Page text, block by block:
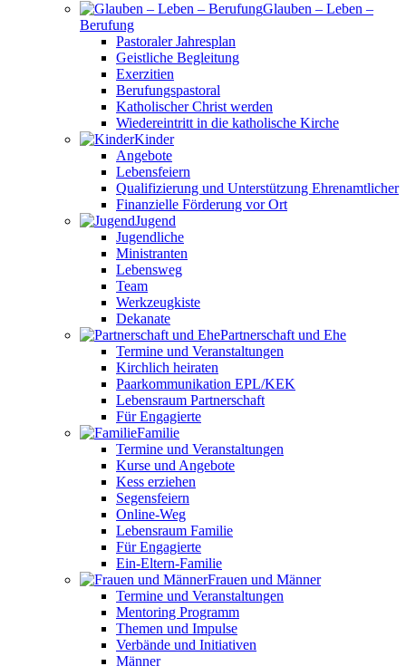
Glauben – Leben –
Berufung
Pastoraler Jahresplan
Geistliche Begleitung
Exerzitien
Berufungspastoral
Katholischer Christ werden
Wiedereintritt in die katholische Kirche
Kinder
Angebote
Lebensfeiern
Qualifizierung und Unterstützung Ehrenamtlicher
Finanzielle Förderung vor Ort
Jugend
Jugendliche
Ministranten
Lebensweg
Team
Werkzeugkiste
Dekanate
Partnerschaft und Ehe
Termine und Veranstaltungen
Kirchlich heiraten
Paarkommunikation EPL/KEK
Lebensraum Partnerschaft
Für Engagierte
Familie
Termine und Veranstaltungen
Kurse und Angebote
Kess erziehen
Segensfeiern
Online-Weg
Lebensraum Familie
Für Engagierte
Ein-Eltern-Familie
Frauen und Männer
Termine und Veranstaltungen
Mentoring Programm
Themen und Impulse
Verbände und Initiativen
Männer